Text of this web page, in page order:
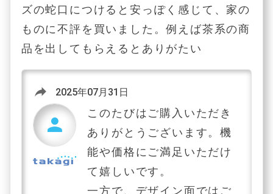
ズの蛇口につけると安っぽく感じて、家の
ものに不評を買いました。例えば茶系の商
品を出してもらえるとありがたい
reply 2025年07月31日
このたびはご購入いただき
ありがとうございます。機
能や価格にご満足いただけ
て嬉しいです。
一方で、デザイン面ではご
person